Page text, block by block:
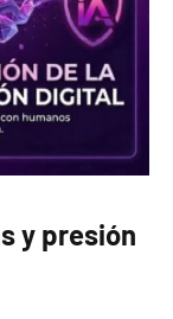
y presión